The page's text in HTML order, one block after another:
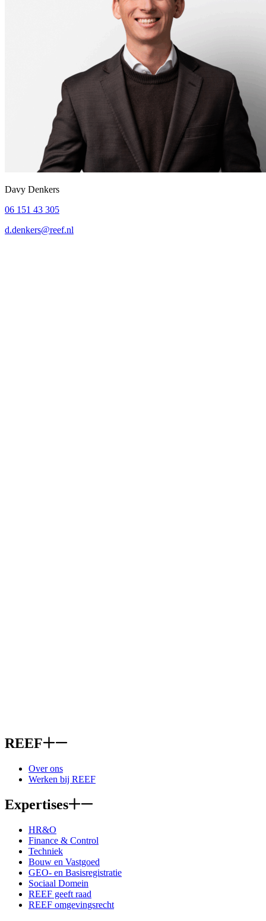
Davy Denkers
06 151 43 305
d.denkers@reef.nl
REEF
Over ons
Werken bij REEF
Expertises
HR&O
Finance & Control
Techniek
Bouw en Vastgoed
GEO- en Basisregistratie
Sociaal Domein
REEF geeft raad
REEF omgevingsrecht